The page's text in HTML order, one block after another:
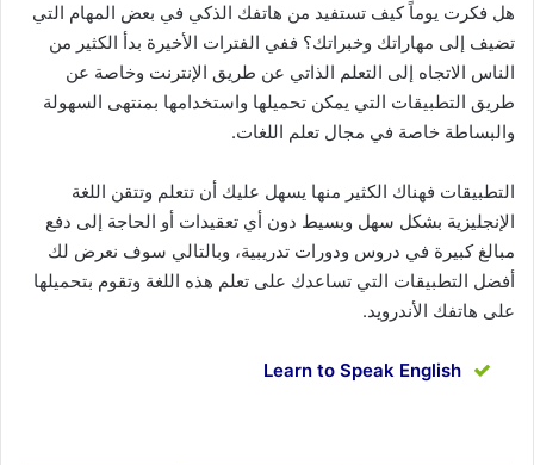
هل فكرت يوماً كيف تستفيد من هاتفك الذكي في بعض المهام التي
تضيف إلى مهاراتك وخبراتك؟ ففي الفترات الأخيرة بدأ الكثير من
الناس الاتجاه إلى التعلم الذاتي عن طريق الإنترنت وخاصة عن
طريق التطبيقات التي يمكن تحميلها واستخدامها بمنتهى السهولة
والبساطة خاصة في مجال تعلم اللغات.
التطبيقات فهناك الكثير منها يسهل عليك أن تتعلم وتتقن اللغة
الإنجليزية بشكل سهل وبسيط دون أي تعقيدات أو الحاجة إلى دفع
مبالغ كبيرة في دروس ودورات تدريبية، وبالتالي سوف نعرض لك
أفضل التطبيقات التي تساعدك على تعلم هذه اللغة وتقوم بتحميلها
على هاتفك الأندرويد.
Learn to Speak English